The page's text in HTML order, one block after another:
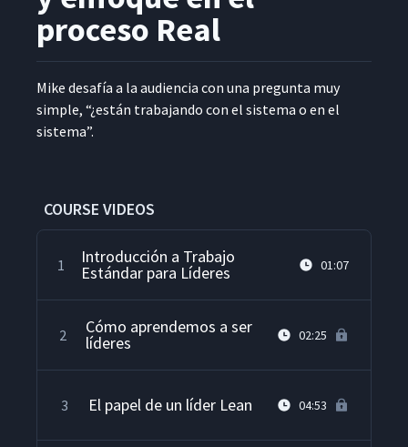
proceso Real
Mike desafía a la audi­en­cia con una pre­gun­ta muy
sim­ple, “¿están tra­ba­jan­do con el sis­tema o en el
sistema”.
COURSE VIDEOS
1 Introducción a Trabajo
Estándar para Líderes 01:07
2 Cómo aprendemos a ser
líderes 02:25
3 El papel de un líder Lean 04:53